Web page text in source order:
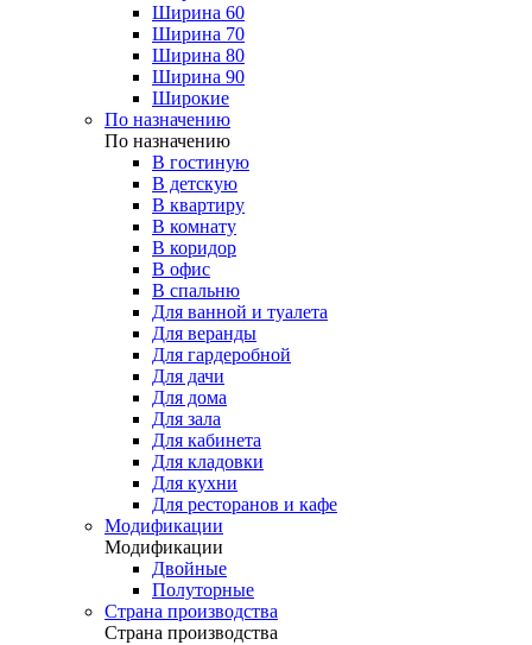
Ширина 60
Ширина 70
Ширина 80
Ширина 90
Широкие
По назначению
По назначению
В гостиную
В детскую
В квартиру
В комнату
В коридор
В офис
В спальню
Для ванной и туалета
Для веранды
Для гардеробной
Для дачи
Для дома
Для зала
Для кабинета
Для кладовки
Для кухни
Для ресторанов и кафе
Модификации
Модификации
Двойные
Полуторные
Страна производства
Страна производства